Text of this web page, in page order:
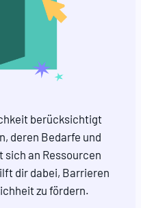
berücksichtigt
deren Bedarfe und
an Ressourcen
dir dabei, Barrieren
zu fördern.